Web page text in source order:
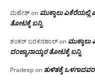
ಮಹೇಶ್on ಮುಕ್ಕಾಲು ಎಕೆರೆಯಲ್ಲಿ
ತೋಟಕ್ಕೆ ಬನ್ನಿ
ಶಂಕರ್ ಬರಕನಹಾಲ್on
ದಂಜ್ಯಾನಾಯ್ಕರ ತೋಟಕ್ಕೆ ಬನ್ನಿ
Pradeepon ತುಳಿತಕ್ಕೆ